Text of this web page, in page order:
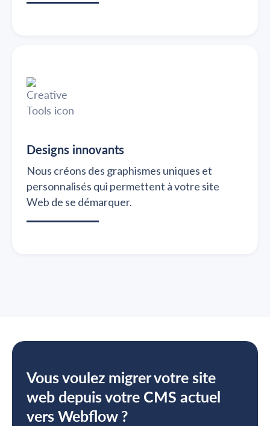
Designs innovants
Nous créons des graphismes uniques et
personnalisés qui permettent à votre site
Web de se démarquer.
Vous voulez migrer votre site
web depuis votre CMS actuel
vers Webflow ?